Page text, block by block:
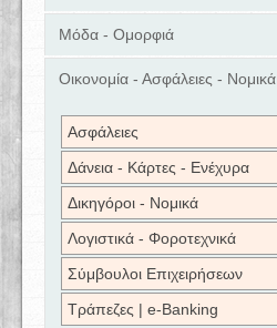
Μόδα - Ομορφιά
Οικονομία - Ασφάλειες - Νομικά
Ασφάλειες
Δάνεια - Κάρτες - Ενέχυρα
Δικηγόροι - Νομικά
Λογιστικά - Φοροτεχνικά
Σύμβουλοι Επιχειρήσεων
Τράπεζες | e-Banking